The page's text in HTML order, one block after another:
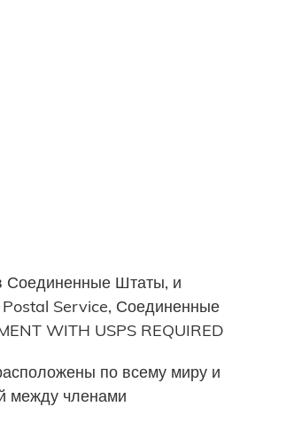
Соединенные Штаты, и
Service, Соединенные
WITH USPS REQUIRED
по всему миру и
между членами